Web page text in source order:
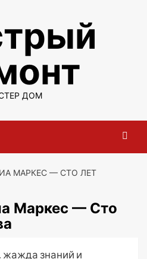
ДОМ
МАРКЕС — СТО ЛЕТ
Маркес — Сто
жажда знаний и